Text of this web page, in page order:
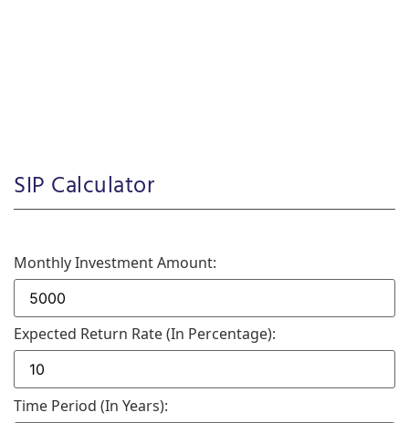
SIP Calculator
Monthly Investment Amount:
Expected Return Rate (in Percentage):
Time Period (in Years):